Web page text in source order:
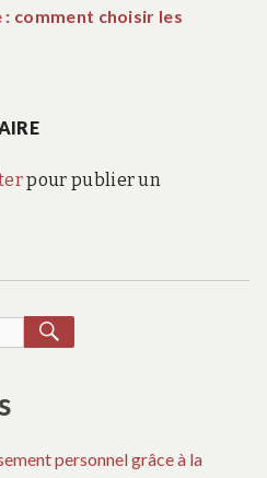
comment choisir les
pour publier un
RECHERCHER
personnel grâce à la